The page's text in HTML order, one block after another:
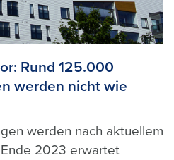
Rund 125.000
werden nicht wie
werden nach aktuellem
2023 erwartet